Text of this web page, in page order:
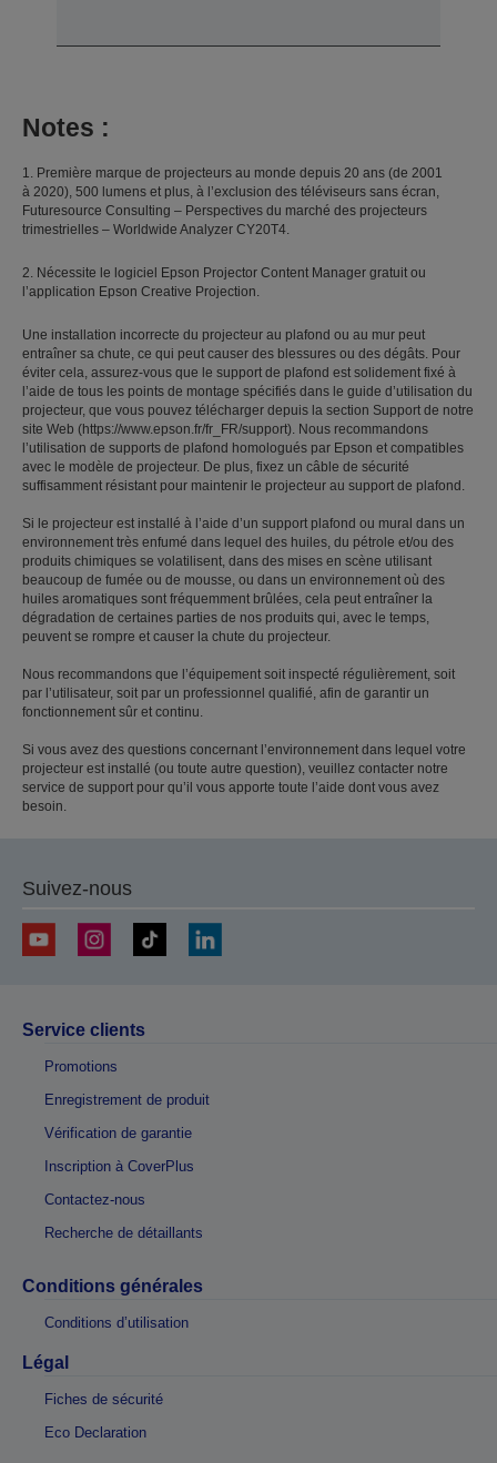
Notes :
1. Première marque de projecteurs au monde depuis 20 ans (de 2001
à 2020), 500 lumens et plus, à l’exclusion des téléviseurs sans écran,
Futuresource Consulting – Perspectives du marché des projecteurs
trimestrielles – Worldwide Analyzer CY20T4.
2. Nécessite le logiciel Epson Projector Content Manager gratuit ou
l’application Epson Creative Projection.
Une installation incorrecte du projecteur au plafond ou au mur peut
entraîner sa chute, ce qui peut causer des blessures ou des dégâts. Pour
éviter cela, assurez-vous que le support de plafond est solidement fixé à
l’aide de tous les points de montage spécifiés dans le guide d’utilisation du
projecteur, que vous pouvez télécharger depuis la section Support de notre
site Web (https://www.epson.fr/fr_FR/support). Nous recommandons
l’utilisation de supports de plafond homologués par Epson et compatibles
avec le modèle de projecteur. De plus, fixez un câble de sécurité
suffisamment résistant pour maintenir le projecteur au support de plafond.
Si le projecteur est installé à l’aide d’un support plafond ou mural dans un
environnement très enfumé dans lequel des huiles, du pétrole et/ou des
produits chimiques se volatilisent, dans des mises en scène utilisant
beaucoup de fumée ou de mousse, ou dans un environnement où des
huiles aromatiques sont fréquemment brûlées, cela peut entraîner la
dégradation de certaines parties de nos produits qui, avec le temps,
peuvent se rompre et causer la chute du projecteur.
Nous recommandons que l’équipement soit inspecté régulièrement, soit
par l’utilisateur, soit par un professionnel qualifié, afin de garantir un
fonctionnement sûr et continu.
Si vous avez des questions concernant l’environnement dans lequel votre
projecteur est installé (ou toute autre question), veuillez contacter notre
service de support pour qu’il vous apporte toute l’aide dont vous avez
besoin.
Suivez-nous
Service clients
Promotions
Enregistrement de produit
Vérification de garantie
Inscription à CoverPlus
Contactez-nous
Recherche de détaillants
Conditions générales
Conditions d’utilisation
Légal
Fiches de sécurité
Eco Declaration